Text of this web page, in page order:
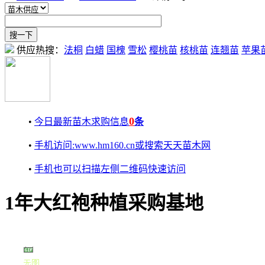
供应热搜： 法桐 白蜡 国槐 雪松 樱桃苗 核桃苗 连翘苗 苹果
• 今日最新苗木求购信息0条
• 手机访问:www.hm160.cn或搜索天天苗木网
• 手机也可以扫描左侧二维码快速访问
1年大红袍种植采购基地